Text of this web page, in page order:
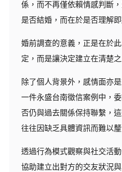
係，而不再僅依賴情感判斷
是否結婚，而在於是否理解
婚前調查的意義，正是在於
定，而是讓決定建立在清楚之
除了個人背景外，感情面亦
一件永盛台南徵信案例中，
否仍與過去關係保持聯繫，
往往因缺乏具體資訊而難以釐
透過行為模式觀察與社交活
協助建立出對方的交友狀況